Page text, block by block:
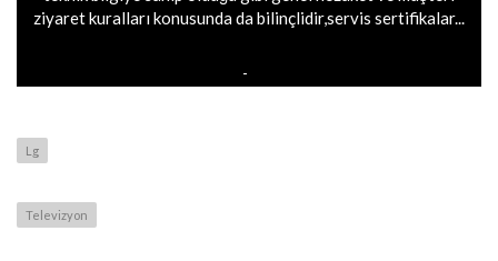
ziyaret kuralları konusunda da bilinçlidir,servis sertifikalar...
Lg
Televizyon